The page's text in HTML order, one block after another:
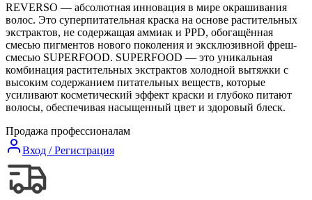
REVERSO — абсолютная инновация в мире окрашивания
волос. Это суперпитательная краска на основе растительных
экстрактов, не содержащая аммиак и PPD, обогащённая
смесью пигментов нового поколения и эксклюзивной фреш-
смесью SUPERFOOD. SUPERFOOD — это уникальная
комбинация растительных экстрактов холодной вытяжки с
высоким содержанием питательных веществ, которые
усиливают косметический эффект краски и глубоко питают
волосы, обеспечивая насыщенный цвет и здоровый блеск.
Продажа профессионалам
Вход / Регистрация